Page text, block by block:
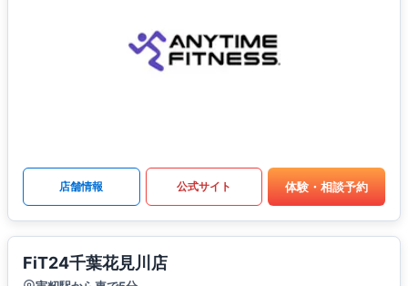
店舗情報 公式サイト 体験・相談予約
FiT24千葉花見川店